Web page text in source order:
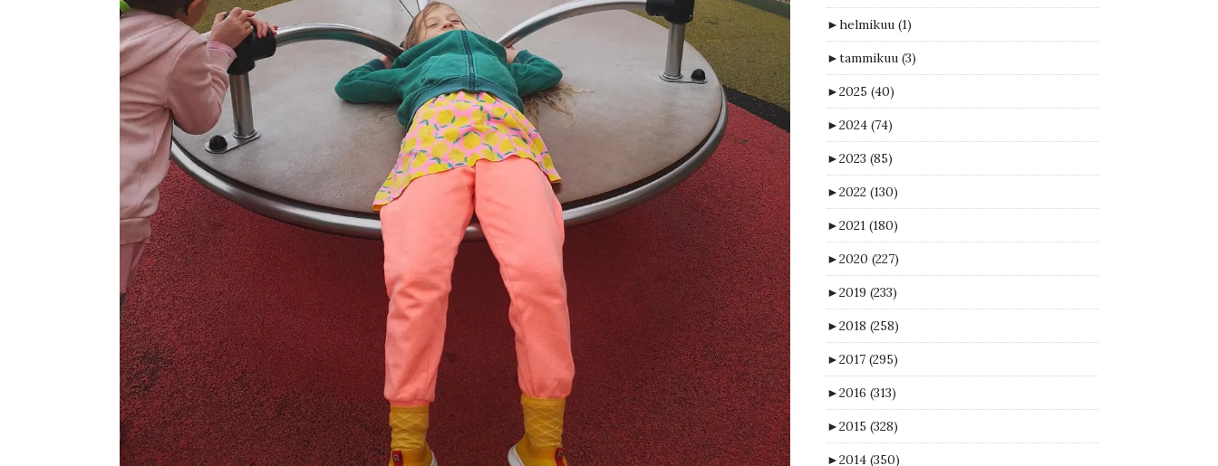
►helmikuu (1)
►tammikuu (3)
►2025 (40)
►2024 (74)
►2023 (85)
►2022 (130)
►2021 (180)
►2020 (227)
►2019 (233)
►2018 (258)
►2017 (295)
►2016 (313)
►2015 (328)
►2014 (350)